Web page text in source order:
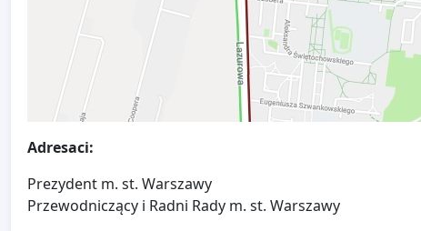
Adresaci:
Prezydent m. st. Warszawy
Przewodniczący i Radni Rady m. st. Warszawy